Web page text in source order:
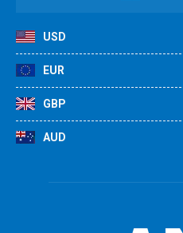
USD
EUR
GBP
AUD